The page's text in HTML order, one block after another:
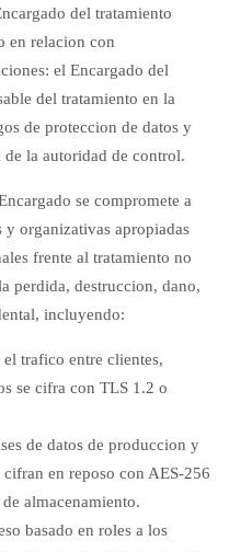
del tratamiento
en relacion con
el Encargado del
del tratamiento en la
de proteccion de datos y
la autoridad de control.
se compromete a
y organizativas apropiadas
frente al tratamiento no
perdida, destruccion, dano,
incluyendo:
el trafico entre clientes,
se cifra con TLS 1.2 o
de datos de produccion y
en reposo con AES-256
almacenamiento.
basado en roles a los